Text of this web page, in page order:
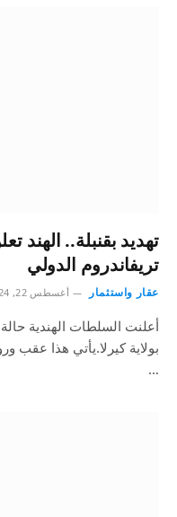
تهديد بقنبلة.. الهند
تريفاندروم الدولي
عقار واستثمار أغسطس 22, 2024
أعلنت السلطات الهندية
بولاية كيرلا.يأتي هذا عقب
…